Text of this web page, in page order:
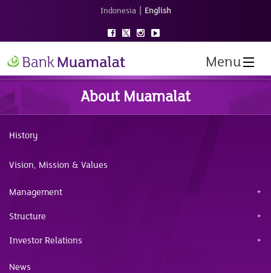
Indonesia | English
Menu
About Muamalat
History
Vision, Mission & Values
Management
Structure
Investor Relations
News